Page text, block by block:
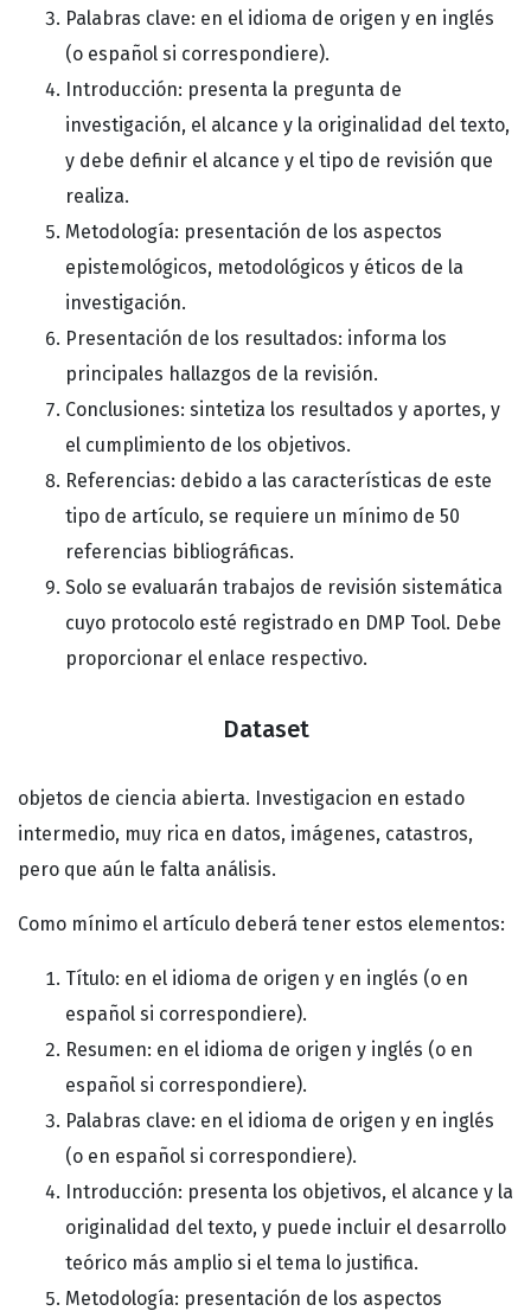
Palabras clave: en el idioma de origen y en inglés
(o español si correspondiere).
Introducción: presenta la pregunta de
investigación, el alcance y la originalidad del texto,
y debe definir el alcance y el tipo de revisión que
realiza.
Metodología: presentación de los aspectos
epistemológicos, metodológicos y éticos de la
investigación.
Presentación de los resultados: informa los
principales hallazgos de la revisión.
Conclusiones: sintetiza los resultados y aportes, y
el cumplimiento de los objetivos.
Referencias: debido a las características de este
tipo de artículo, se requiere un mínimo de 50
referencias bibliográficas.
Solo se evaluarán trabajos de revisión sistemática
cuyo protocolo esté registrado en DMP Tool. Debe
proporcionar el enlace respectivo.
Dataset
objetos de ciencia abierta. Investigacion en estado
intermedio, muy rica en datos, imágenes, catastros,
pero que aún le falta análisis.
Como mínimo el artículo deberá tener estos elementos:
Título: en el idioma de origen y en inglés (o en
español si correspondiere).
Resumen: en el idioma de origen y inglés (o en
español si correspondiere).
Palabras clave: en el idioma de origen y en inglés
(o en español si correspondiere).
Introducción: presenta los objetivos, el alcance y la
originalidad del texto, y puede incluir el desarrollo
teórico más amplio si el tema lo justifica.
Metodología: presentación de los aspectos